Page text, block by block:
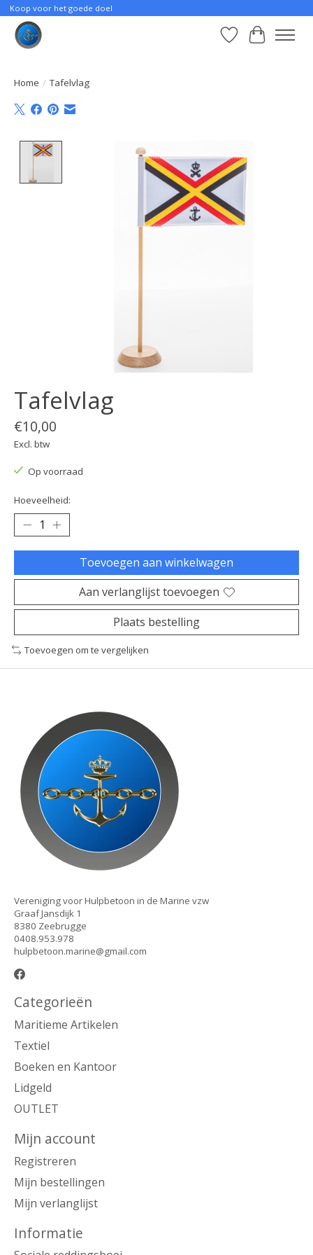
Koop voor het goede doel
Verlanglijst
Home / Tafelvlag
Product image slideshow Items
Tafelvlag
€10,00
Excl. btw
Op voorraad
Hoeveelheid:
Toevoegen aan winkelwagen
Aan verlanglijst toevoegen
Plaats bestelling
Toevoegen om te vergelijken
Vereniging voor Hulpbetoon in de Marine vzw
Graaf Jansdijk 1
8380 Zeebrugge
0408.953.978
hulpbetoon.marine@gmail.com
Categorieën
Maritieme Artikelen
Textiel
Boeken en Kantoor
Lidgeld
OUTLET
Mijn account
Registreren
Mijn bestellingen
Mijn verlanglijst
Informatie